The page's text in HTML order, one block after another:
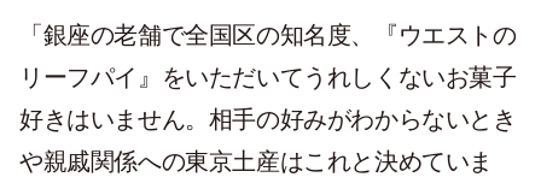
「銀座の老舗で全国区の知名度、『ウエストの
リーフパイ』をいただいてうれしくないお菓子
好きはいません。相手の好みがわからないとき
や親戚関係への東京土産はこれと決めていま